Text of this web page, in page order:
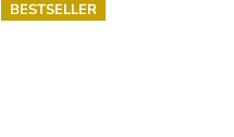
BESTSELLER